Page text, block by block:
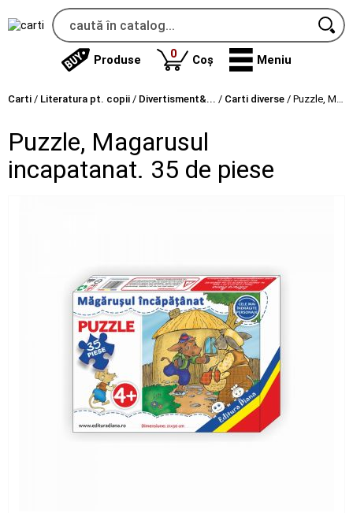
Produse 0produse
Coș Meniu
Carti / Literatura pt. copii / Divertisment&... / Carti diverse / Puzzle, Magarusul incapatanat. 35 de piese
Puzzle, Magarusul
incapatanat. 35 de piese